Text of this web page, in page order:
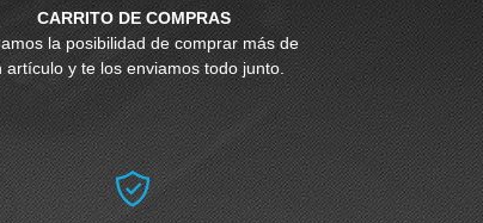
CARRITO DE COMPRAS
la posibilidad de comprar más de
artículo y te los enviamos todo junto.